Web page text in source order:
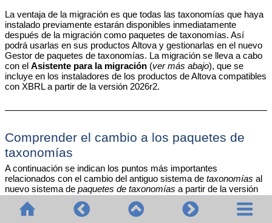
La ventaja de la migración es que todas las taxonomías que haya
instalado previamente estarán disponibles inmediatamente
después de la migración como paquetes de taxonomías. Así
podrá usarlas en sus productos Altova y gestionarlas en el nuevo
Gestor de paquetes de taxonomías. La migración se lleva a cabo
con el Asistente para la migración(ver más abajo), que se
incluye en los instaladores de los productos de Altova compatibles
con XBRL a partir de la versión 2026r2.
Comprender el cambio a los paquetes de
taxonomías
A continuación se indican los puntos más importantes
relacionados con el cambio del antiguo sistema de taxonomías al
nuevo sistema de paquetes de taxonomías a partir de la versión
2026r2.
•
Los paquetes de taxonomías se instalan con el nuevo